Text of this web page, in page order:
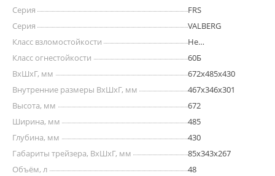
Серия
FRS
Серия
VALBERG
Класс взломостойкости
Не
Класс огнестойкости
60Б
ВхШхГ, мм
672х485х430
Внутренние размеры ВхШхГ, мм
467x346x301
Высота, мм
672
Ширина, мм
485
Глубина, мм
430
Габариты трейзера, ВхШхГ, мм
85х343х267
Объём, л
48